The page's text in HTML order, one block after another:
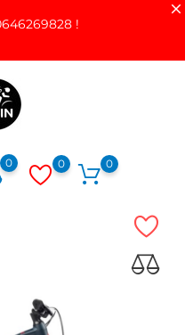
!
0 0 0